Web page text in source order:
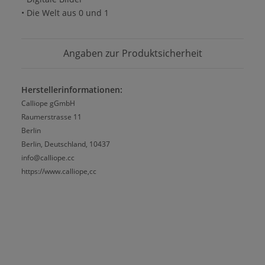
• Die Welt aus 0 und 1
Angaben zur Produktsicherheit
Herstellerinformationen:
Calliope gGmbH
Raumerstrasse 11
Berlin
Berlin, Deutschland, 10437
info@calliope.cc
https://www.calliope,cc